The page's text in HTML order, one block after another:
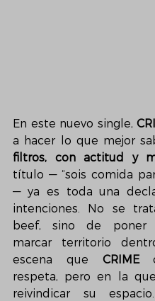
En este nuevo single,
a hacer lo que mejor
filtros, con actitud y
título — “sois comida
— ya es toda una
intenciones. No se
beef, sino de
marcar territorio
escena que CRIME
respeta, pero en la
reivindicar su